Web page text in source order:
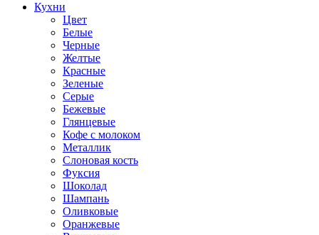
Кухни
Цвет
Белые
Черные
Желтые
Красные
Зеленые
Серые
Бежевые
Глянцевые
Кофе с молоком
Металлик
Слоновая кость
Фуксия
Шоколад
Шампань
Оливковые
Оранжевые